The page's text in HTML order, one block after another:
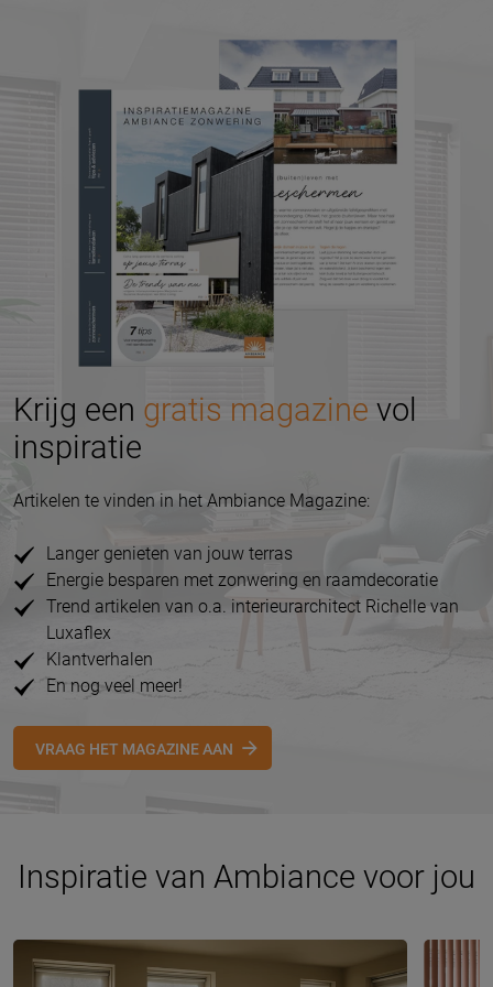
Krijg een gratis magazine vol
inspiratie
Artikelen te vinden in het Ambiance Magazine:
Langer genieten van jouw terras
Energie besparen met zonwering en raamdecoratie
Trend artikelen van o.a. interieurarchitect Richelle van
Luxaflex
Klantverhalen
En nog veel meer!
VRAAG HET MAGAZINE AAN
Inspiratie van Ambiance voor jou